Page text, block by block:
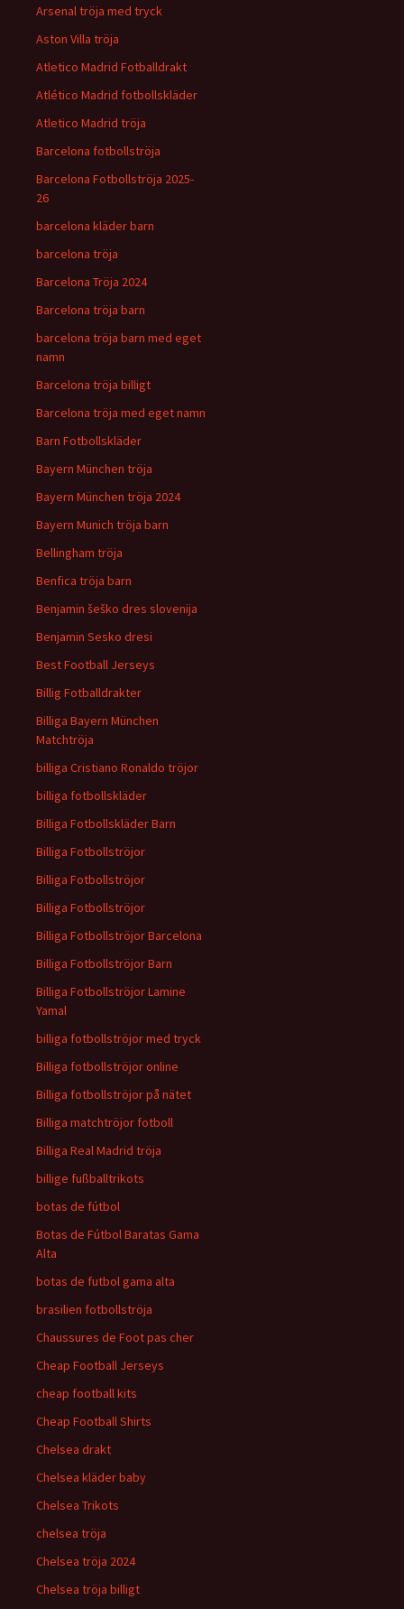
Arsenal tröja med tryck
Aston Villa tröja
Atletico Madrid Fotballdrakt
Atlético Madrid fotbollskläder
Atletico Madrid tröja
Barcelona fotbollströja
Barcelona Fotbollströja 2025-
26
barcelona kläder barn
barcelona tröja
Barcelona Tröja 2024
Barcelona tröja barn
barcelona tröja barn med eget
namn
Barcelona tröja billigt
Barcelona tröja med eget namn
Barn Fotbollskläder
Bayern München tröja
Bayern München tröja 2024
Bayern Munich tröja barn
Bellingham tröja
Benfica tröja barn
Benjamin šeško dres slovenija
Benjamin Sesko dresi
Best Football Jerseys
Billig Fotballdrakter
Billiga Bayern München
Matchtröja
billiga Cristiano Ronaldo tröjor
billiga fotbollskläder
Billiga Fotbollskläder Barn
Billiga Fotbollströjor
Billiga Fotbollströjor
Billiga Fotbollströjor
Billiga Fotbollströjor Barcelona
Billiga Fotbollströjor Barn
Billiga Fotbollströjor Lamine
Yamal
billiga fotbollströjor med tryck
Billiga fotbollströjor online
Billiga fotbollströjor på nätet
Billiga matchtröjor fotboll
Billiga Real Madrid tröja
billige fußballtrikots
botas de fútbol
Botas de Fútbol Baratas Gama
Alta
botas de futbol gama alta
brasilien fotbollströja
Chaussures de Foot pas cher
Cheap Football Jerseys
cheap football kits
Cheap Football Shirts
Chelsea drakt
Chelsea kläder baby
Chelsea Trikots
chelsea tröja
Chelsea tröja 2024
Chelsea tröja billigt